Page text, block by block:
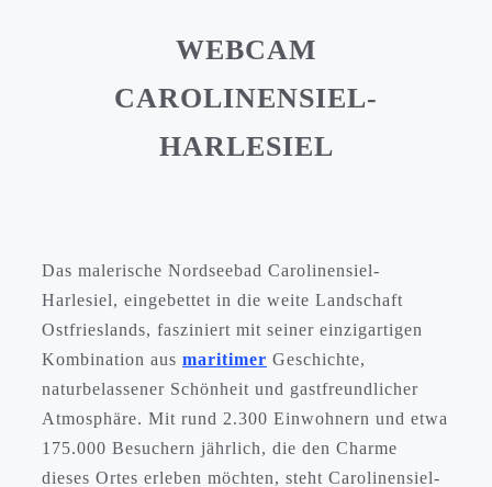
WEBCAM
CAROLINENSIEL-
HARLESIEL
Das malerische Nordseebad Carolinensiel-
Harlesiel, eingebettet in die weite Landschaft
Ostfrieslands, fasziniert mit seiner einzigartigen
Kombination aus maritimer Geschichte,
naturbelassener Schönheit und gastfreundlicher
Atmosphäre. Mit rund 2.300 Einwohnern und etwa
175.000 Besuchern jährlich, die den Charme
dieses Ortes erleben möchten, steht Carolinensiel-